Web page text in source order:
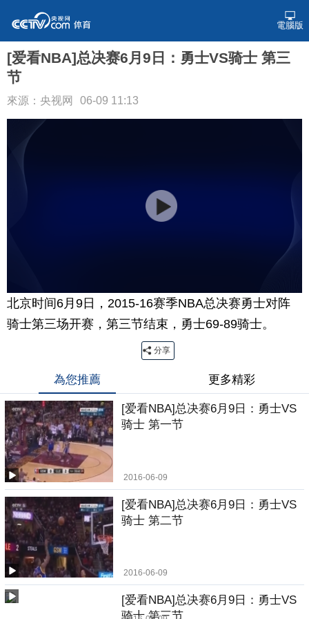
電腦版
[爱看NBA]总决赛6月9日：勇士VS骑士 第三
节
來源：央视网 06-09 11:13
北京时间6月9日，2015-16赛季NBA总决赛勇士对阵
骑士第三场开赛，第三节结束，勇士69-89骑士。
分享
為您推薦 更多精彩
[爱看NBA]总决赛6月9日：勇士VS
骑士 第一节
2016-06-09
[爱看NBA]总决赛6月9日：勇士VS
骑士 第二节
2016-06-09
[爱看NBA]总决赛6月9日：勇士VS
骑士 第三节